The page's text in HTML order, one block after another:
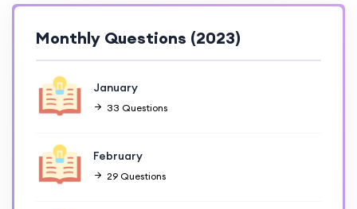
Monthly Questions (2023)
January
33 Questions
February
29 Questions